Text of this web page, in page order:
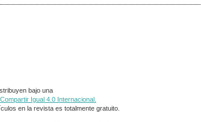
bajo una
Igual 4.0 Internacional.
en la revista es totalmente gratuito.